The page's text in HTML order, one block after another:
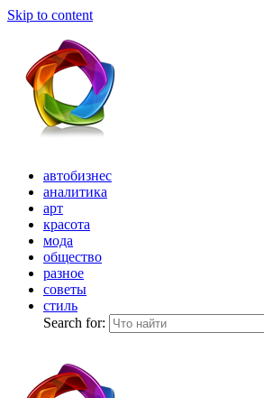
Skip to content
автобизнес
аналитика
арт
красота
мода
общество
разное
советы
стиль
Search for: